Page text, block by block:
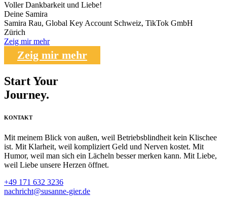
Voller Dankbarkeit und Liebe!
Deine Samira
Samira Rau, Global Key Account Schweiz, TikTok GmbH
Zürich
Zeig mir mehr
Zeig mir mehr
Start Your
Journey.
KONTAKT
Mit meinem Blick von außen, weil Betriebsblindheit kein Klischee
ist. Mit Klarheit, weil kompliziert Geld und Nerven kostet. Mit
Humor, weil man sich ein Lächeln besser merken kann. Mit Liebe,
weil Liebe unsere Herzen öffnet.
+49 171 632 3236
nachricht@susanne-gier.de